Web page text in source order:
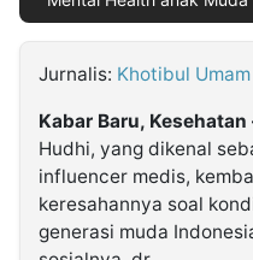
Jurnalis: Khotibul Umam
Kabar Baru, Kesehatan
Hudhi, yang dikenal
influencer medis,
keresahannya soal
generasi muda